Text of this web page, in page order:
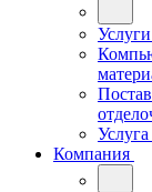
Услуги
Компания